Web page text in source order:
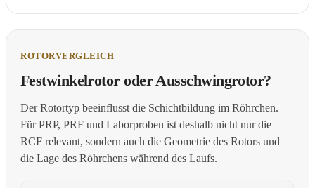
ROTORVERGLEICH
Festwinkelrotor oder Ausschwingrotor?
Der Rotortyp beeinflusst die Schichtbildung im Röhrchen.
Für PRP, PRF und Laborproben ist deshalb nicht nur die
RCF relevant, sondern auch die Geometrie des Rotors und
die Lage des Röhrchens während des Laufs.